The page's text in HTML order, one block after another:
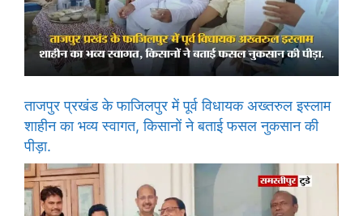
ताजपुर प्रखंड के फाजिलपुर में पूर्व विधायक अख्तरुल इस्लाम
शाहीन का भव्य स्वागत, किसानों ने बताई फसल नुकसान की
पीड़ा.